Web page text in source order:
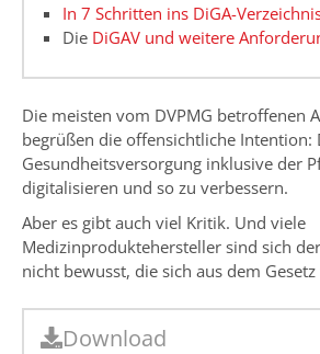
In 7 Schritten ins DiGA-
Die DiGAV und weitere
Die meisten vom DVPMG betroffenen
begrüßen die offensichtliche Intention:
Gesundheitsversorgung inklusive der
digitalisieren und so zu verbessern.
Aber es gibt auch viel Kritik. Und viele
Medizinproduktehersteller sind sich
nicht bewusst, die sich aus dem
Download